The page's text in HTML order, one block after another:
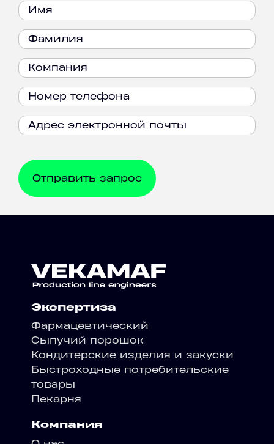
Экспертиза
Фармацевтический
Сыпучий порошок
Кондитерские изделия и закуски
Быстроходные потребительские
товары
Пекарня
Компания